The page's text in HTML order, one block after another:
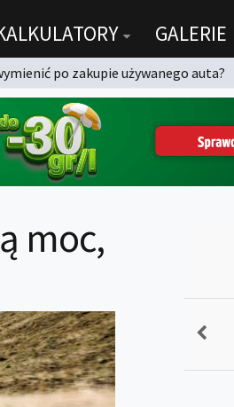
GALERIE
po zakupie używanego auta?
moc,